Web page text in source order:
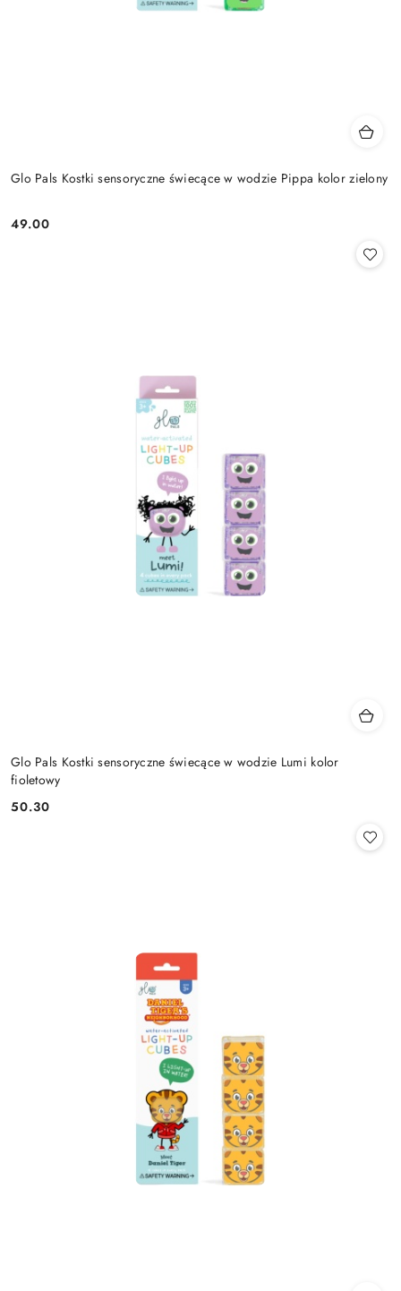
Glo Pals Kostki sensoryczne świecące w wodzie Pippa kolor zielony
Cena:
49.00
Glo Pals Kostki sensoryczne świecące w wodzie Lumi kolor
fioletowy
Cena:
50.30